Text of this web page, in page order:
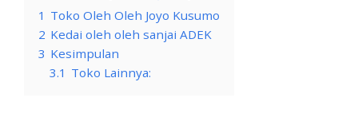
1 Toko Oleh Oleh Joyo Kusumo
2 Kedai oleh oleh sanjai ADEK
3 Kesimpulan
3.1 Toko Lainnya: